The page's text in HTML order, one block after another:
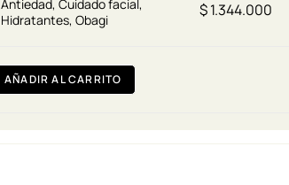
Antiedad, Cuidado facial,
Hidratantes, Obagi
$1.344.000
AÑADIR AL CARRITO